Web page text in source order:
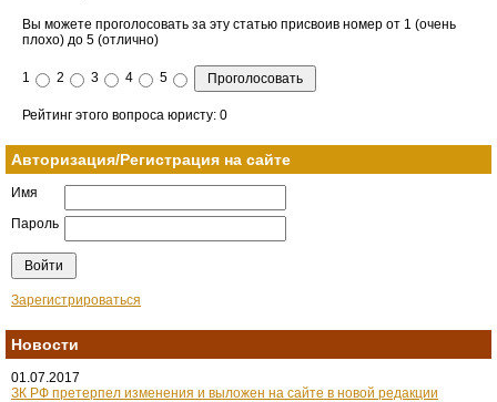
Вы можете проголосовать за эту статью присвоив номер от 1 (очень
плохо) до 5 (отлично)
1 2 3 4 5
Рейтинг этого вопроса юристу: 0
Авторизация/Регистрация на сайте
Имя
Пароль
Зарегистрироваться
Новости
01.07.2017
ЗК РФ претерпел изменения и выложен на сайте в новой редакции